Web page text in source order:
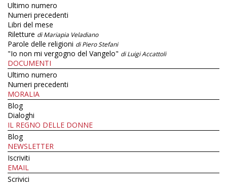
Ultimo numero
Numeri precedenti
Libri del mese
Riletture di Mariapia Veladiano
Parole delle religioni di Piero Stefani
"Io non mi vergogno del Vangelo" di Luigi Accattoli
DOCUMENTI
Ultimo numero
Numeri precedenti
MORALIA
Blog
Dialoghi
IL REGNO DELLE DONNE
Blog
NEWSLETTER
Iscriviti
EMAIL
Scrivici